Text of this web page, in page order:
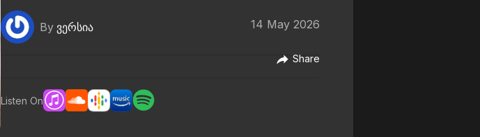
By ვერსია 14 May 2026
Share
Listen On